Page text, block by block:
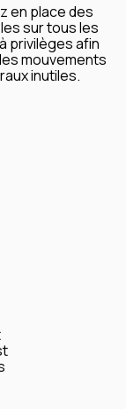
en place des
sur tous les
privilèges afin
mouvements
inutiles.